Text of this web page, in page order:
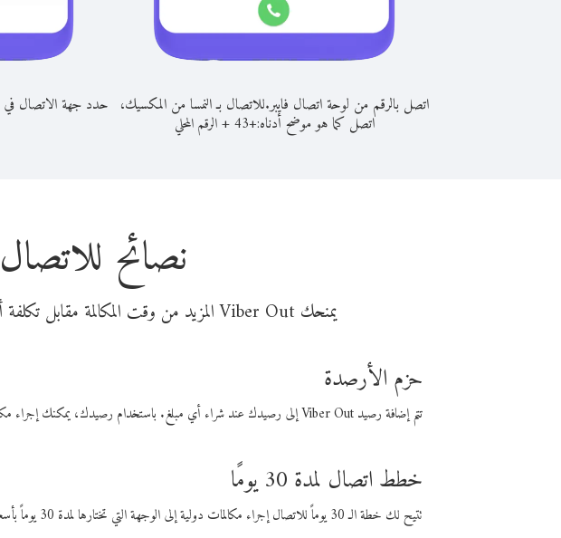
اتصل بالرقم من لوحة اتصال فايبر.للاتصال بـ النمسا من المكسيك،
اتصل كما هو موضح أدناه:+
43
+الرقم المحلي
حدد جهة الاتصال في
نصائح
يمنحك Viber Out المزيد من وقت المكالمة مقابل تكلفة أقل من المال. اختر من أحد خيارات الاتصال المرنة ذات السعر المنخفض:
حزم الأرصدة
تتم إضافة رصيد Viber Out إلى رصيدك عند شراء أي مبلغ. باستخدام رصيدك، يمكنك إجراء مكالمات إلى أي رقم في العالم بأسعار فايبر المنخفضة.
خطط اتصال لمدة 30 يومًا
تتيح لك خطة الـ 30 يوماً للاتصال إجراء مكالمات دولية إلى الوجهة التي تختارها لمدة 30 يوماً بأسعار فايبر المنخفضة.